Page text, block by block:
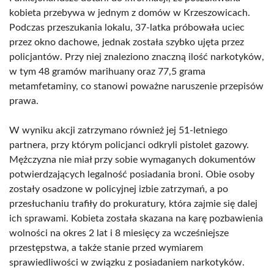
kobieta przebywa w jednym z domów w Krzeszowicach.
Podczas przeszukania lokalu, 37-latka próbowała uciec
przez okno dachowe, jednak została szybko ujęta przez
policjantów. Przy niej znaleziono znaczną ilość narkotyków,
w tym 48 gramów marihuany oraz 77,5 grama
metamfetaminy, co stanowi poważne naruszenie przepisów
prawa.
W wyniku akcji zatrzymano również jej 51-letniego
partnera, przy którym policjanci odkryli pistolet gazowy.
Mężczyzna nie miał przy sobie wymaganych dokumentów
potwierdzających legalność posiadania broni. Obie osoby
zostały osadzone w policyjnej izbie zatrzymań, a po
przesłuchaniu trafiły do prokuratury, która zajmie się dalej
ich sprawami. Kobieta została skazana na karę pozbawienia
wolności na okres 2 lat i 8 miesięcy za wcześniejsze
przestępstwa, a także stanie przed wymiarem
sprawiedliwości w związku z posiadaniem narkotyków.